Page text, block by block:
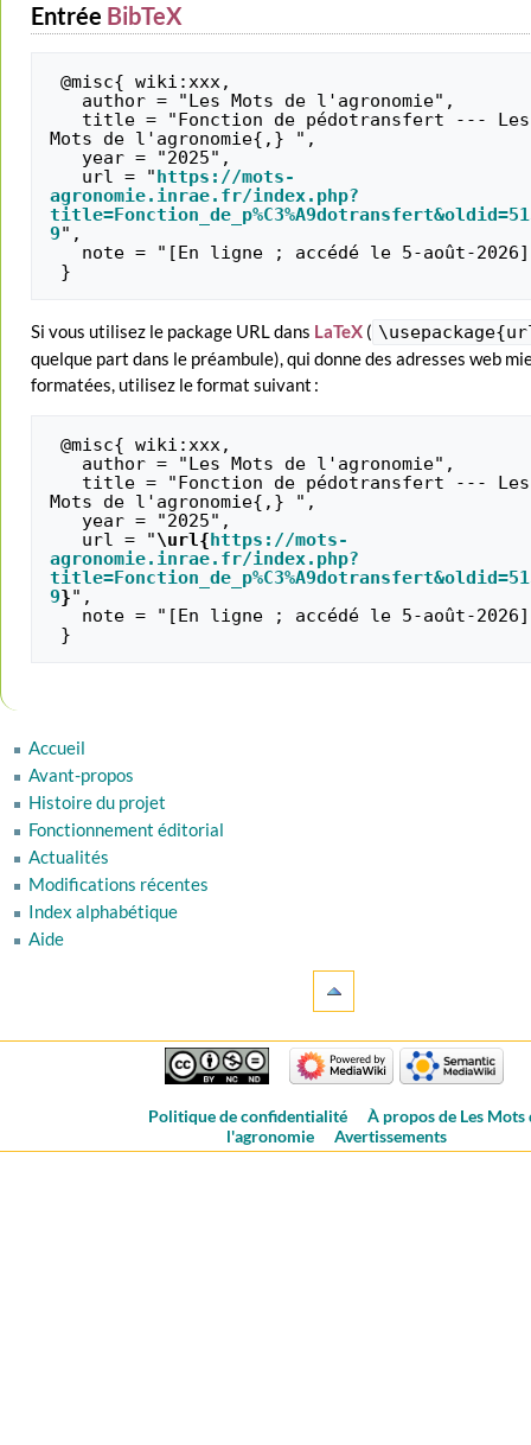
Entrée BibTeX
@misc{ wiki:xxx,
Mots de l'agronomie{,} ",
   url = "
https://mots-
agronomie.inrae.fr/index.php?
9",
Si vous utilisez le package URL dans LaTeX (
quelque part dans le préambule), qui donne des adresses web
formatées, utilisez le format suivant :
@misc{ wiki:xxx,
Mots de l'agronomie{,} ",
   url = "
\url{https://mots-
agronomie.inrae.fr/index.php?
9}",
Accueil
Avant-propos
Histoire du projet
Fonctionnement éditorial
Actualités
Modifications récentes
Index alphabétique
Aide
Politique de confidentialité
À propos de Les Mots
l'agronomie
Avertissements